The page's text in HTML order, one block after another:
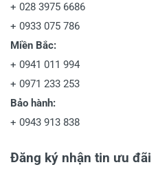
+ 028 3975 6686
+ 0933 075 786
Miền Bắc:
+ 0941 011 994
+ 0971 233 253
Bảo hành:
+ 0943 913 838
Đăng ký nhận tin ưu đãi